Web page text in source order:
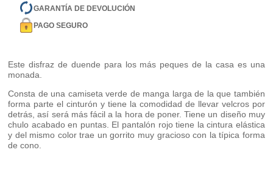
GARANTÍA DE DEVOLUCIÓN
PAGO SEGURO
Este disfraz de duende para los más peques de la casa es una
monada.
Consta de una camiseta verde de manga larga de la que también
forma parte el cinturón y tiene la comodidad de llevar velcros por
detrás, así será más fácil a la hora de poner. Tiene un diseño muy
chulo acabado en puntas. El pantalón rojo tiene la cintura elástica
y del mismo color trae un gorrito muy gracioso con la típica forma
de cono.